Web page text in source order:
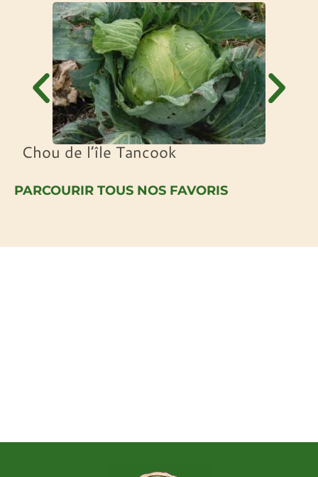
Chou de l’île Tancook
PARCOURIR TOUS NOS FAVORIS